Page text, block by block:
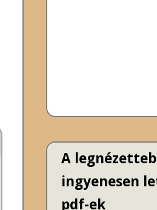
A
ingyenesen
pdf-ek